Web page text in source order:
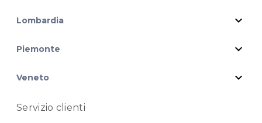
Lombardia expand_more
Piemonte expand_more
Veneto expand_more
Servizio clienti